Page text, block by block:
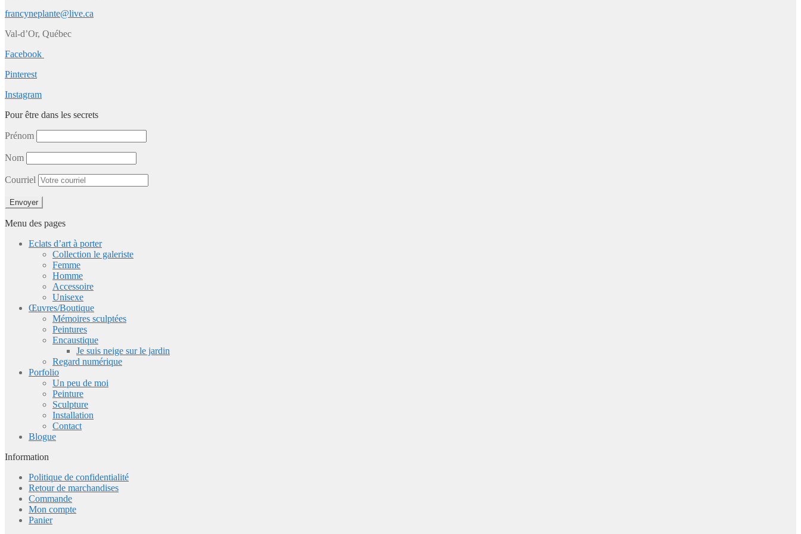
francyneplante@live.ca
Val-d’Or, Québec
Facebook
Pinterest
Instagram
Pour être dans les secrets
Prénom
Nom
Courriel
Menu des pages
Eclats d’art à porter
Collection le galeriste
Femme
Homme
Accessoire
Unisexe
Œuvres/Boutique
Mémoires sculptées
Peintures
Encaustique
Je suis neige sur le jardin
Regard numérique
Porfolio
Un peu de moi
Peinture
Sculpture
Installation
Contact
Blogue
Information
Politique de confidentialité
Retour de marchandises
Commande
Mon compte
Panier